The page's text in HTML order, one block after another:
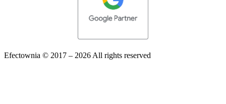
Efectownia © 2017 – 2026 All rights reserved